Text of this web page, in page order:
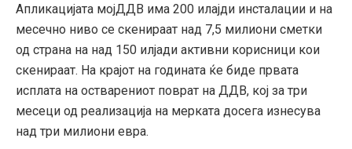
Апликацијата мојДДВ има 200 илајди инсталации и на
месечно ниво се скенираат над 7,5 милиони сметки
од страна на над 150 илјади активни корисници кои
скенираат. На крајот на годината ќе биде првата
исплата на остварениот поврат на ДДВ, кој за три
месеци од реализација на мерката досега изнесува
над три милиони евра.